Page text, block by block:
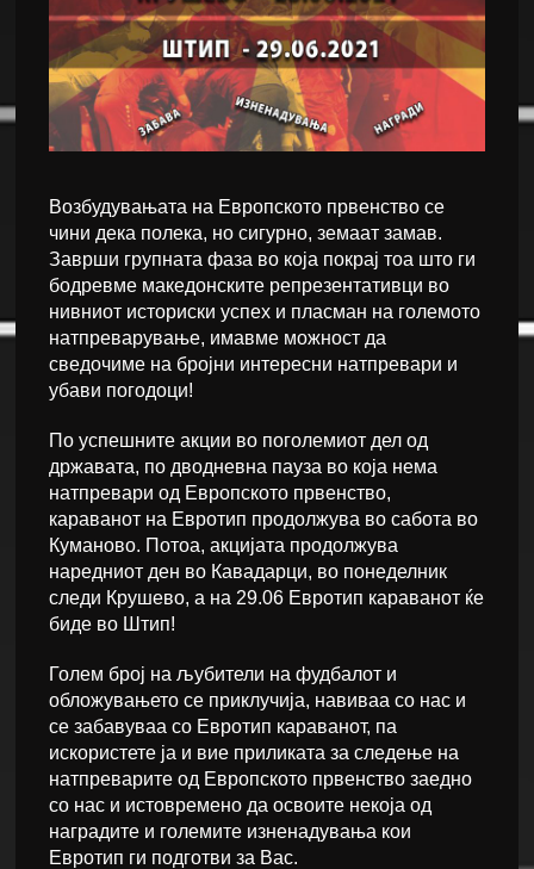
Возбудувањата на Европското првенство се
чини дека полека, но сигурно, земаат замав.
Заврши групната фаза во која покрај тоа што ги
бодревме македонските репрезентативци во
нивниот историски успех и пласман на големото
натпреварување, имавме можност да
сведочиме на бројни интересни натпревари и
убави погодоци!
По успешните акции во поголемиот дел од
државата, по дводневна пауза во која нема
натпревари од Европското првенство,
караванот на Евротип продолжува во сабота во
Куманово. Потоа, акцијата продолжува
наредниот ден во Кавадарци, во понеделник
следи Крушево, а на 29.06 Евротип караванот ќе
биде во Штип!
Голем број на љубители на фудбалот и
обложувањето се приклучија, навиваа со нас и
се забавуваа со Евротип караванот, па
искористете ја и вие приликата за следење на
натпреварите од Европското првенство заедно
со нас и истовремено да освоите некоја од
наградите и големите изненадувања кои
Евротип ги подготви за Вас.